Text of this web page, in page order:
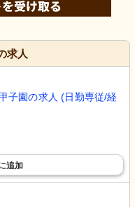
求人
子園の求人 (日勤専従/経
追加